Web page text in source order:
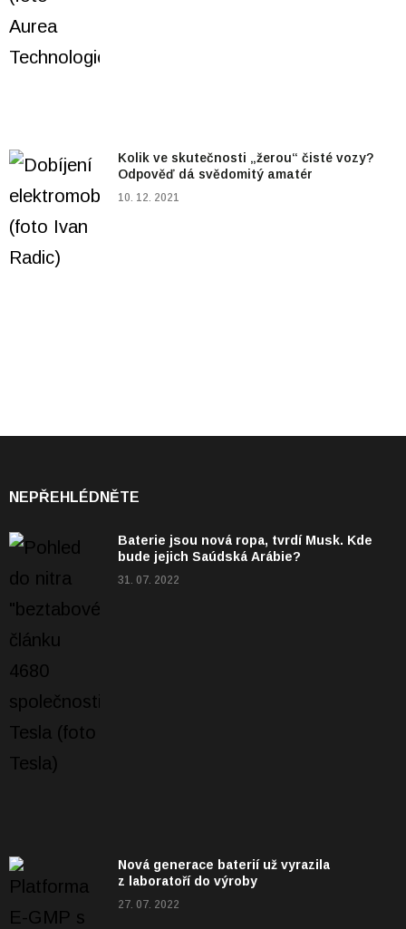
Kolik ve skutečnosti „žerou“ čisté vozy?
Odpověď dá svědomitý amatér
10. 12. 2021
NEPŘEHLÉDNĚTE
Baterie jsou nová ropa, tvrdí Musk. Kde
bude jejich Saúdská Arábie?
31. 07. 2022
Nová generace baterií už vyrazila
z laboratoří do výroby
27. 07. 2022